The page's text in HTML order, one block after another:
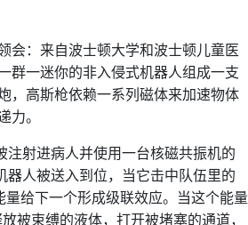
会：来自波士顿大学和波士顿儿童医
群一迷你的非入侵式机器人组成一支
，高斯枪依赖一系列磁体来加速物体
。
注射进病人并使用一台核磁共振机的
器人被送入到位，当它击中队伍里的
给下一个形成级联效应。当这个能量
被束缚的液体，打开被堵塞的通道，